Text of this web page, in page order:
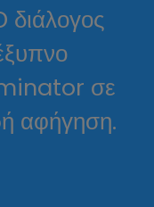
διάλογος
σε
αφήγηση.